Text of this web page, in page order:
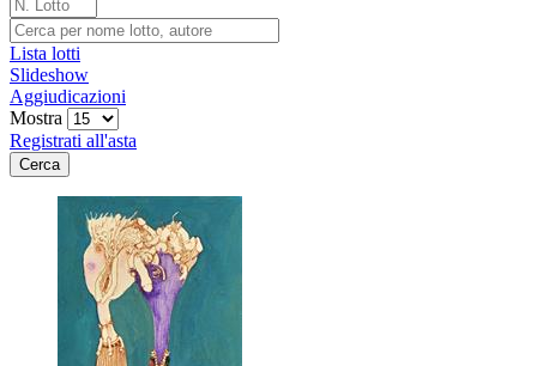
Lista lotti
Slideshow
Aggiudicazioni
Mostra
Registrati all'asta